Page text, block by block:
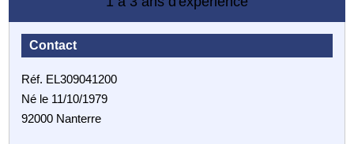
Contact
Réf. EL309041200
Né le 11/10/1979
92000 Nanterre